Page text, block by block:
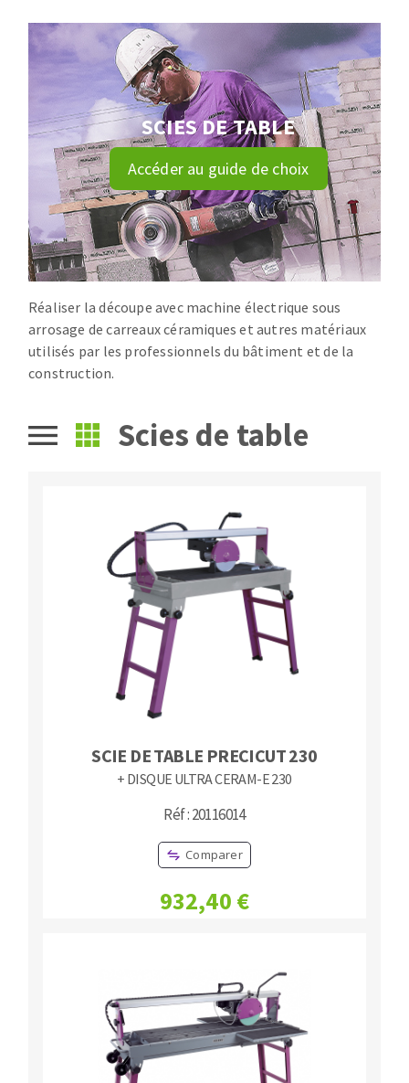
Disques fibre
Roues à lamelles
Meules sur tige
Brosses
Meules de tourets
Feutres à polir
Bandes sans fin
Rouleaux d'atelier
NETTOYAGE
Aspirateurs
MACHINES POUR LE TRAVAIL DU MÉTAL
Tronçonneuses
Scies à ruban
Perceuses
Perceuses magnétiques
Affuteurs de forets
Ponceuses
Fraises scies
SCIES DE TABLE
Accéder au guide de choix
Réaliser la découpe avec machine électrique sous
arrosage de carreaux céramiques et autres matériaux
utilisés par les professionnels du bâtiment et de la
construction.
Scies de table
SCIE DE TABLE PRECICUT 230
+ DISQUE ULTRA CERAM-E 230
Réf : 20116014
Comparer
932,40 €